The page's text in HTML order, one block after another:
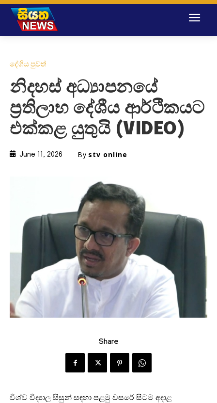
දේශීය පුවත්
නිදහස් අධ්‍යාපනයේ
ප්‍රතිලාභ දේශීය ආර්ථිකයට
එක්කළ යුතුයි (VIDEO)
June 11, 2026 By stv online
Share
විශ්ව විද්‍යාල සිසුන් සඳහා පළමු වසරේ සිටම අදාළ